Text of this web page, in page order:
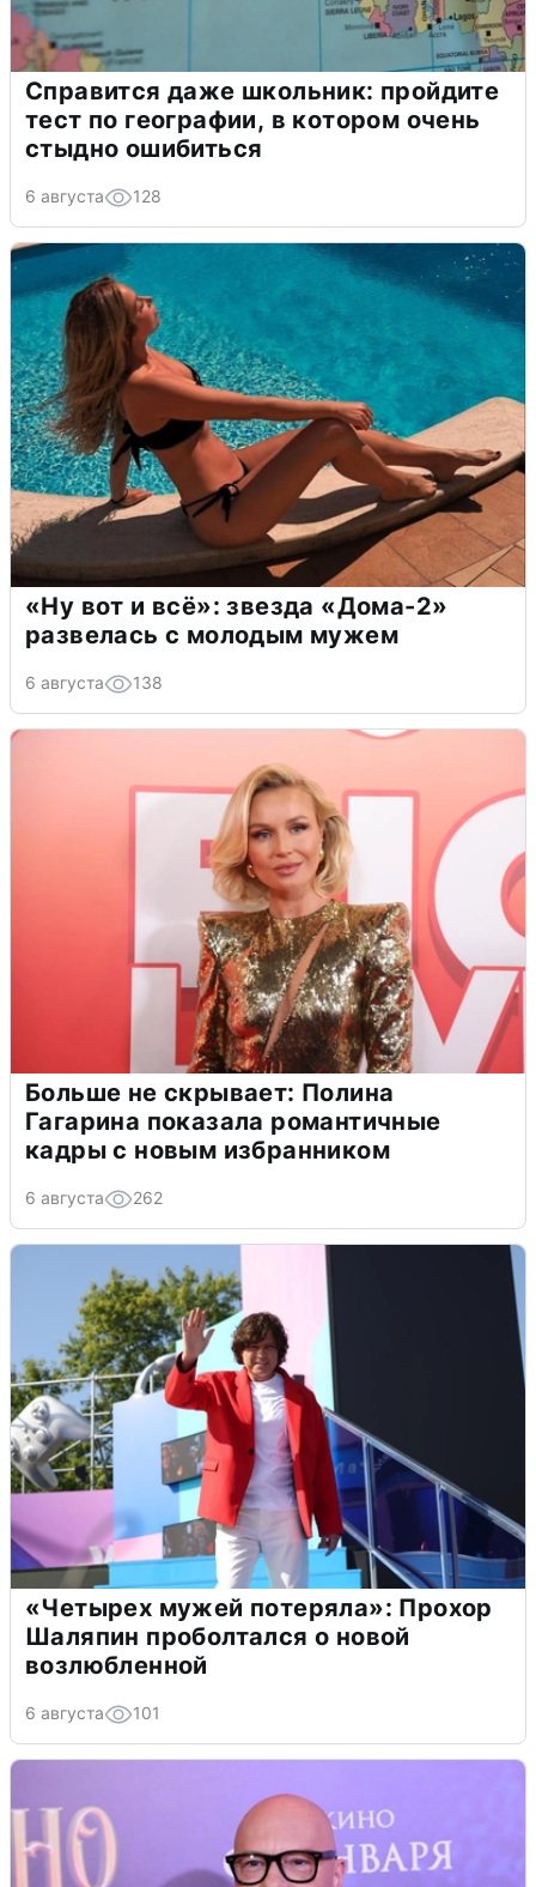
Справится даже школьник: пройдите
тест по географии, в котором очень
стыдно ошибиться
6 августа 128
«Ну вот и всё»: звезда «Дома-2»
развелась с молодым мужем
6 августа 138
Больше не скрывает: Полина
Гагарина показала романтичные
кадры с новым избранником
6 августа 262
«Четырех мужей потеряла»: Прохор
Шаляпин проболтался о новой
возлюбленной
6 августа 101